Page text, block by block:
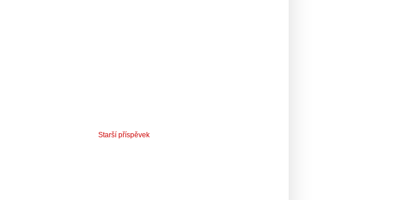
Starší příspěvek